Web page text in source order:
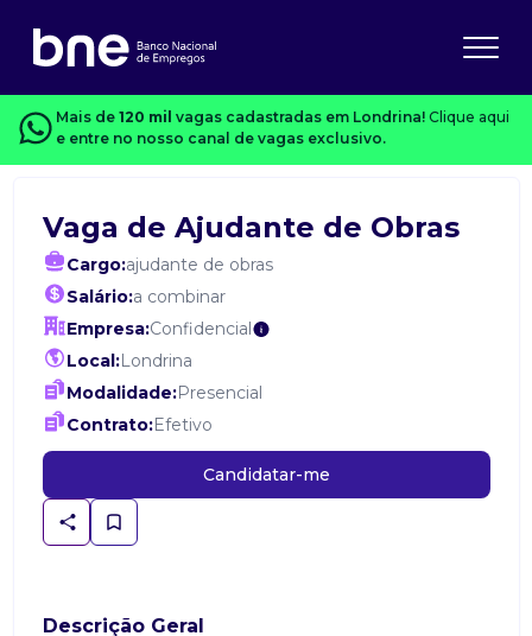
Mais de 120 mil vagas cadastradas em Londrina! Clique aqui
e entre no nosso canal de vagas exclusivo.
Vaga de Ajudante de Obras
Cargo:ajudante de obras
Salário:a combinar
Empresa:Confidencial
Local:Londrina
Modalidade:Presencial
Contrato:Efetivo
Candidatar-me
Descrição Geral